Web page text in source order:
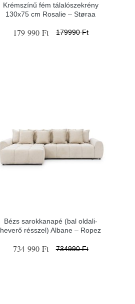
Krémszínű fém tálalószekrény
130x75 cm Rosalie – Støraa
179 990 Ft 179990 Ft
Bézs sarokkanapé (bal oldali-
heverő résszel) Albane – Ropez
734 990 Ft 734990 Ft